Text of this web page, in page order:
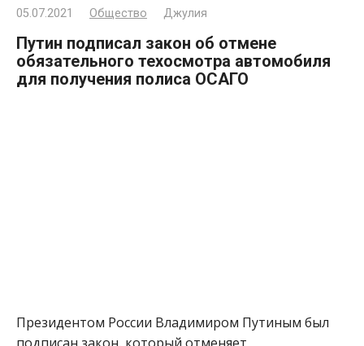
05.07.2021 Общество Джулия
Путин подписал закон об отмене
обязательного техосмотра автомобиля
для получения полиса ОСАГО
Президентом России Владимиром Путиным был
подписан закон, который отменяет